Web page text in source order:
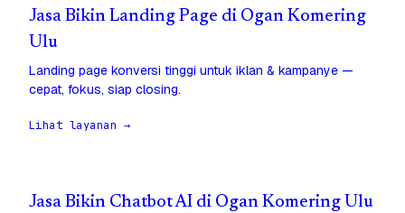
Jasa Bikin Landing Page di Ogan Komering
Ulu
Landing page konversi tinggi untuk iklan & kampanye —
cepat, fokus, siap closing.
Lihat layanan →
Jasa Bikin Chatbot AI di Ogan Komering Ulu